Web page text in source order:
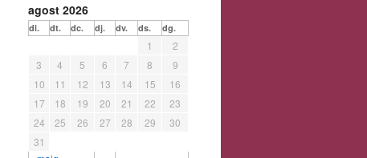
agost 2026
dl. dt. dc. dj. dv. ds. dg.
1
2
3
4 5 6 7 8
9
10
11 12 13 14 15
16
17
18 19 20 21 22
23
24
25 26 27 28 29
30
31